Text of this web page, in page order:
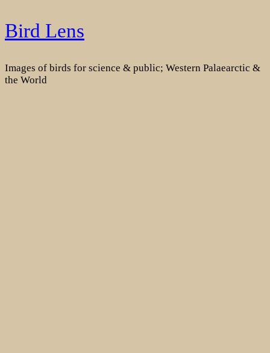
Skip
to
Bird Lens
Images of birds for science & public; Western Palaearctic &
the World